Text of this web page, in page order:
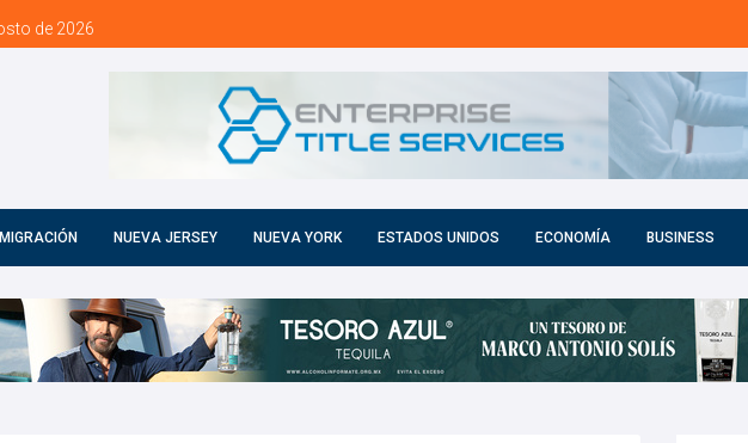
de 2026
MIGRACIÓN NUEVA JERSEY NUEVA YORK ESTADOS UNIDOS ECONOMÍA BUSINESS